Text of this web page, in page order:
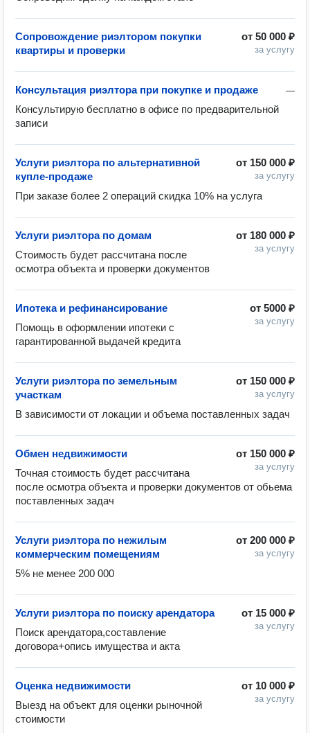
от 50 000 ₽
за услугу
Сопровождение риэлтором покупки
квартиры и проверки
—
Консультация риэлтора при покупке и продаже
Консультирую бесплатно в офисе по предварительной
записи
от 150 000 ₽
за услугу
Услуги риэлтора по альтернативной
купле-продаже
При заказе более 2 операций скидка 10% на услуга
от 180 000 ₽
за услугу
Услуги риэлтора по домам
Стоимость будет рассчитана после
осмотра объекта и проверки документов
от 5000 ₽
за услугу
Ипотека и рефинансирование
Помощь в оформлении ипотеки с
гарантированной выдачей кредита
от 150 000 ₽
за услугу
Услуги риэлтора по земельным
участкам
В зависимости от локации и объема поставленных задач
от 150 000 ₽
за услугу
Обмен недвижимости
Точная стоимость будет рассчитана
после осмотра объекта и проверки документов от обьема
поставленных задач
от 200 000 ₽
за услугу
Услуги риэлтора по нежилым
коммерческим помещениям
5% не менее 200 000
от 15 000 ₽
за услугу
Услуги риэлтора по поиску арендатора
Поиск арендатора,составление
договора+опись имущества и акта
от 10 000 ₽
за услугу
Оценка недвижимости
Выезд на объект для оценки рыночной
стоимости